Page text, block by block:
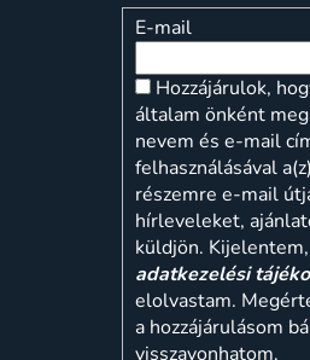
E-mail
Hozzájárulok,
általam önként
nevem és e-mail
felhasználásával a(z)
részemre e-mail
hírleveleket,
küldjön.
adatkezelési
elolvastam.
a hozzájárulásom
visszavonhatom.